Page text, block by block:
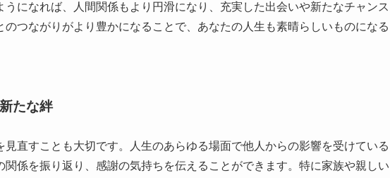
になれば、人間関係もより円滑になり、充実した出会いや新たなチャンス
つながりがより豊かになることで、あなたの人生も素晴らしいものになる
たな絆
直すことも大切です。人生のあらゆる場面で他人からの影響を受けている
係を振り返り、感謝の気持ちを伝えることができます。特に家族や親しい